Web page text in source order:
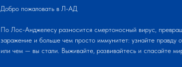
Добро пожаловать в Л-АД
По Лос-Анджелесу разносится смертоносный вирус,
заражение и больше чем просто иммунитет: узнайте
или чем — вы стали. Выживайте, развивайтесь и спасайте